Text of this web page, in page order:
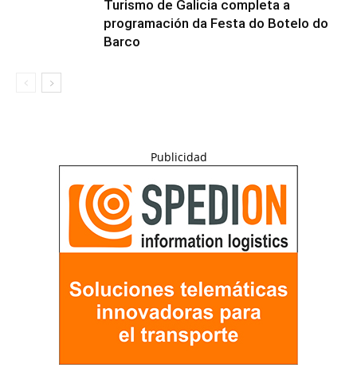
Turismo de Galicia completa a
programación da Festa do Botelo do
Barco
Publicidad